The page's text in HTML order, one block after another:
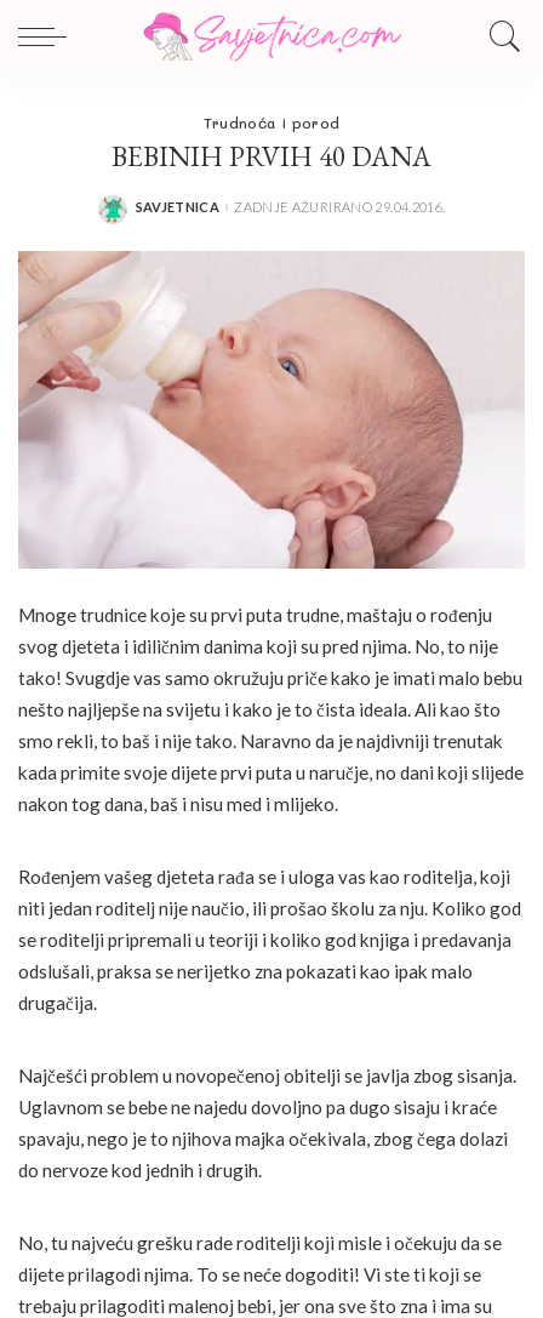
Trudnoća i porod
BEBINIH PRVIH 40 DANA
POSTED
SAVJETNICA ZADNJE AŽURIRANO 29.04.2016.
Mnoge trudnice koje su prvi puta trudne, maštaju o rođenju
svog djeteta i idiličnim danima koji su pred njima. No, to nije
tako! Svugdje vas samo okružuju priče kako je imati malo bebu
nešto najljepše na svijetu i kako je to čista ideala. Ali kao što
smo rekli, to baš i nije tako. Naravno da je najdivniji trenutak
kada primite svoje dijete prvi puta u naručje, no dani koji slijede
nakon tog dana, baš i nisu med i mlijeko.
Rođenjem vašeg djeteta rađa se i uloga vas kao roditelja, koji
niti jedan roditelj nije naučio, ili prošao školu za nju. Koliko god
se roditelji pripremali u teoriji i koliko god knjiga i predavanja
odslušali, praksa se nerijetko zna pokazati kao ipak malo
drugačija.
Najčešći problem u novopečenoj obitelji se javlja zbog sisanja.
Uglavnom se bebe ne najedu dovoljno pa dugo sisaju i kraće
spavaju, nego je to njihova majka očekivala, zbog čega dolazi
do nervoze kod jednih i drugih.
No, tu najveću grešku rade roditelji koji misle i očekuju da se
dijete prilagodi njima. To se neće dogoditi! Vi ste ti koji se
trebaju prilagoditi malenoj bebi, jer ona sve što zna i ima su